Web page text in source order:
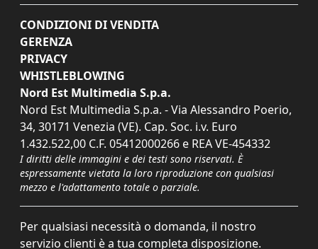
CONDIZIONI DI VENDITA
GERENZA
PRIVACY
WHISTLEBLOWING
Nord Est Multimedia S.p.a.
Nord Est Multimedia S.p.a. - Via Alessandro Poerio,
34, 30171 Venezia (VE). Cap. Soc. i.v. Euro
1.432.522,00 C.F. 05412000266 e REA VE-454332
I diritti delle immagini e dei testi sono riservati. È
espressamente vietata la loro riproduzione con qualsiasi
mezzo e l'adattamento totale o parziale.
Per qualsiasi necessità o domanda, il nostro
servizio clienti è a tua completa disposizione.